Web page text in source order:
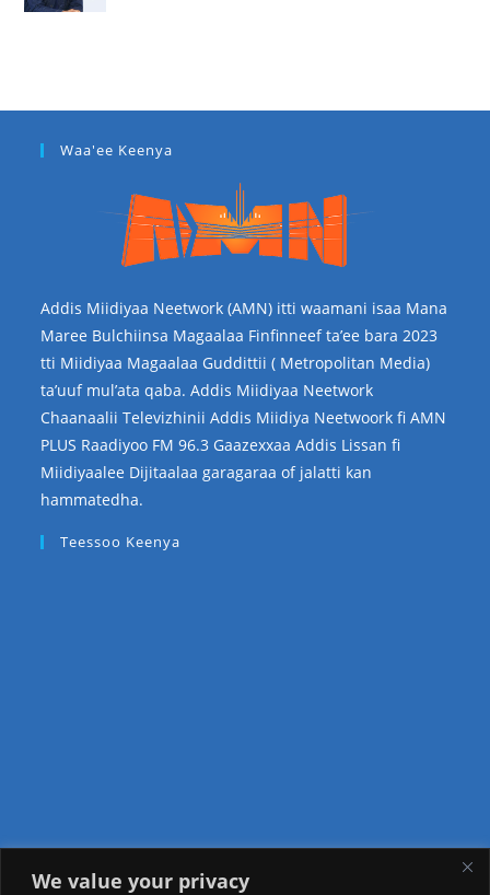
We value your privacy
Waa'ee Keenya
Addis Miidiyaa Neetwork (AMN) itti waamani isaa Mana
Maree Bulchiinsa Magaalaa Finfinneef ta’ee bara 2023
tti Miidiyaa Magaalaa Guddittii ( Metropolitan Media)
ta’uuf mul’ata qaba. Addis Miidiyaa Neetwork
Chaanaalii Televizhinii Addis Miidiya Neetwoork fi AMN
PLUS Raadiyoo FM 96.3 Gaazexxaa Addis Lissan fi
Miidiyaalee Dijitaalaa garagaraa of jalatti kan
hammatedha.
Teessoo Keenya